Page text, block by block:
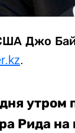
Джо
.
утром
Рида